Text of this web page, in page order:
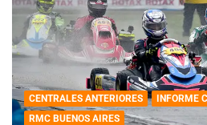
CENTRALES ANTERIORES
INFORME
RMC BUENOS AIRES